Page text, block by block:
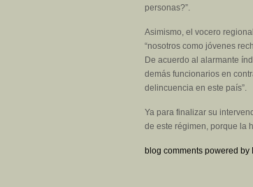
personas?”.
Asimismo, el vocero
“nosotros como jóvenes
De acuerdo al alarmante
demás funcionarios en
delincuencia en este país”.
Ya para finalizar su
de este régimen, porque la
blog comments powered by